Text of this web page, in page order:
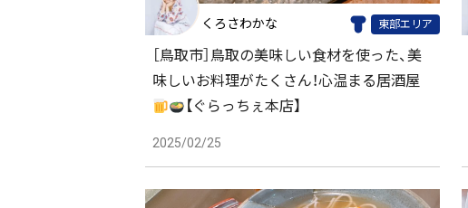
くろさわかな 東部エリア
［鳥取市］鳥取の美味しい食材を使った、美
味しいお料理がたくさん！心温まる居酒屋
【ぐらっちぇ本店】
2025/02/25